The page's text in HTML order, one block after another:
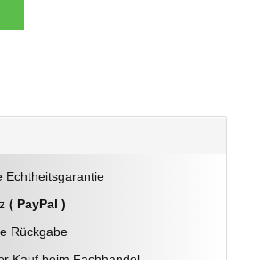
Echtheitsgarantie
( PayPal )
Rückgabe